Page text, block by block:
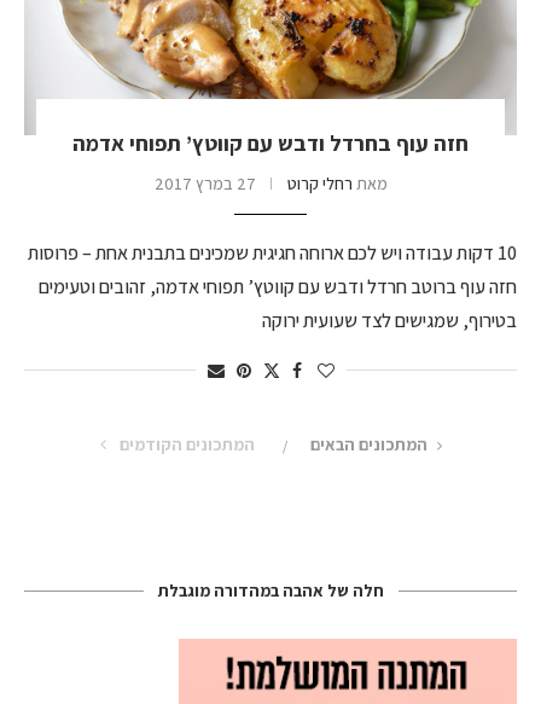
חזה עוף בחרדל ודבש עם קווטץ’ תפוחי אדמה
מאת רחלי קרוט 27 במרץ 2017
10 דקות עבודה ויש לכם ארוחה חגיגית שמכינים בתבנית אחת – פרוסות
חזה עוף ברוטב חרדל ודבש עם קווטץ’ תפוחי אדמה, זהובים וטעימים
בטירוף, שמגישים לצד שעועית ירוקה
המתכונים הבאים המתכונים הקודמים
חלה של אהבה במהדורה מוגבלת